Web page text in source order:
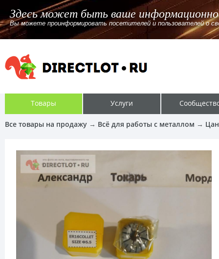
Здесь может быть ваше
Вы можете проинформировать посетителей и пользователей о
Товары Услуги
Все товары на продажу → Всё для работы с металлом →